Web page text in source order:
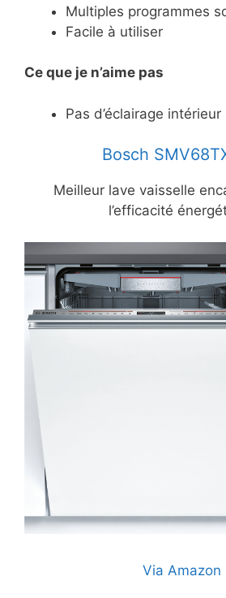
Multiples programmes
Facile à utiliser
Ce que je n’aime pas
Pas d’éclairage intérieur
Bosch
Meilleur lave vaisselle
l’efficacité
Via Amazon